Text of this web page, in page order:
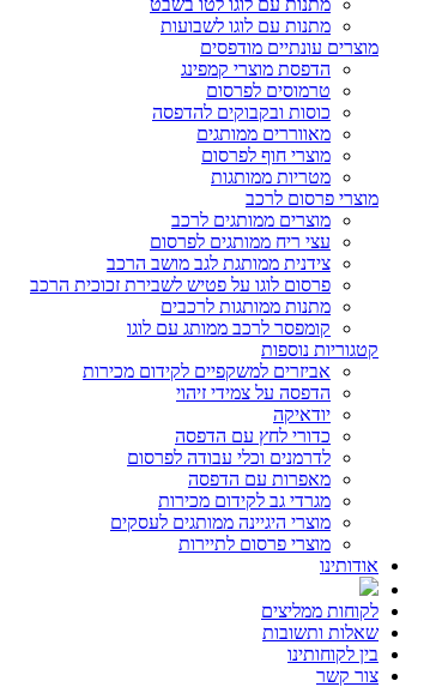
מתנות עם לוגו לטו בשבט
מתנות עם לוגו לשבועות
מוצרים עונתיים מודפסים
הדפסת מוצרי קמפינג
טרמוסים לפרסום
כוסות ובקבוקים להדפסה
מאווררים ממותגים
מוצרי חוף לפרסום
מטריות ממותגות
מוצרי פרסום לרכב
מוצרים ממותגים לרכב
עצי ריח ממותגים לפרסום
צידנית ממותגת לגב מושב הרכב
פרסום לוגו על פטיש לשבירת זכוכית הרכב
מתנות ממותגות לרכבים
קומפסר לרכב ממותג עם לוגו
קטגוריות נוספות
אביזרים למשקפיים לקידום מכירות
הדפסה על צמידי זיהוי
יודאיקה
כדורי לחץ עם הדפסה
לדרמנים וכלי עבודה לפרסום
מאפרות עם הדפסה
מגרדי גב לקידום מכירות
מוצרי היגיינה ממותגים לעסקים
מוצרי פרסום לתיירות
אודותינו
לקוחות ממליצים
שאלות ותשובות
בין לקוחותינו
צור קשר